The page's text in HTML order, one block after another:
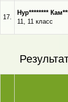
17.
Нур********
11, 11 класс